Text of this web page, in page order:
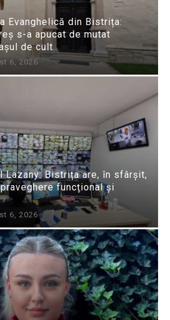
Evanghelică din Bistrița:
s-a apucat de mutat
de cult
6, 2026
Lazany: Bistrița are, în sfârșit,
funcțional și
6, 2026